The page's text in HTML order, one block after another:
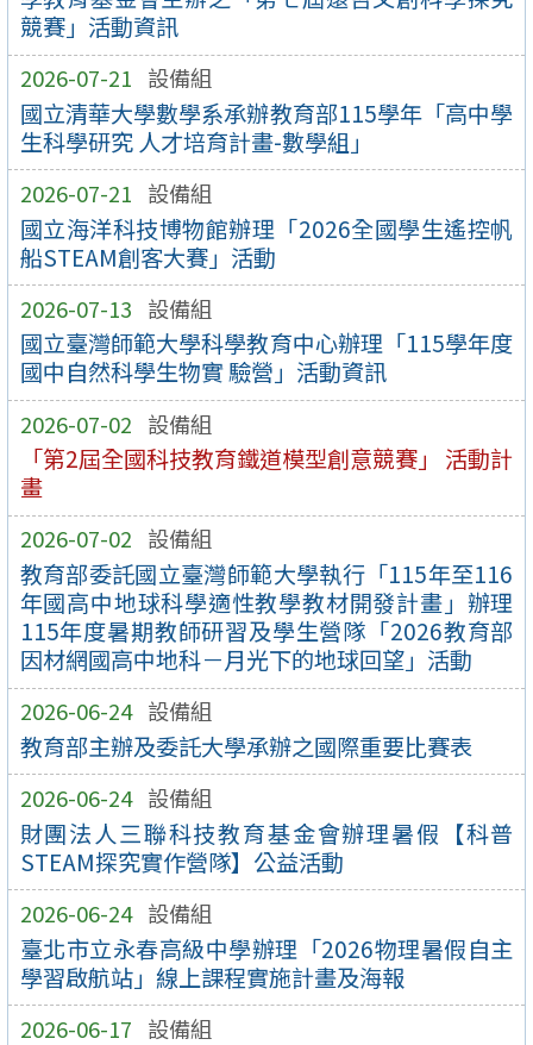
競賽」活動資訊
2026-07-21 設備組
國立清華大學數學系承辦教育部115學年「高中學
生科學研究 人才培育計畫-數學組」
2026-07-21 設備組
國立海洋科技博物館辦理「2026全國學生遙控帆
船STEAM創客大賽」活動
2026-07-13 設備組
國立臺灣師範大學科學教育中心辦理「115學年度
國中自然科學生物實 驗營」活動資訊
2026-07-02 設備組
「第2屆全國科技教育鐵道模型創意競賽」 活動計
畫
2026-07-02 設備組
教育部委託國立臺灣師範大學執行「115年至116
年國高中地球科學適性教學教材開發計畫」辦理
115年度暑期教師研習及學生營隊「2026教育部
因材網國高中地科－月光下的地球回望」活動
2026-06-24 設備組
教育部主辦及委託大學承辦之國際重要比賽表
2026-06-24 設備組
財團法人三聯科技教育基金會辦理暑假【科普
STEAM探究實作營隊】公益活動
2026-06-24 設備組
臺北市立永春高級中學辦理「2026物理暑假自主
學習啟航站」線上課程實施計畫及海報
2026-06-17 設備組